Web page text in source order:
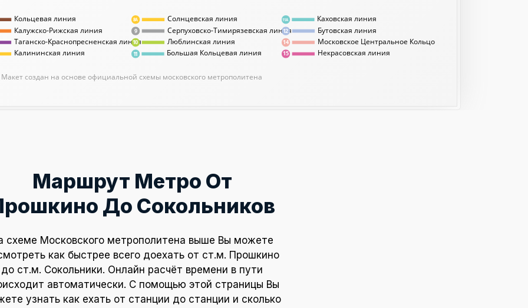
Кольцевая линия
Калужско-Рижская линия
Таганско-Краснопресненская линия
Калининская линия
Солнцевская линия
Серпуховско-Тимирязевская линия
Люблинская линия
Каховская линия
Бутовская линия
Московское Центральное Кольцо
Макет создан на основе официальной схемы московского метрополитена
11А
Большая Кольцевая линия
9
10
12
8А
11
14
15 Некрасовская линия
Маршрут Метро От
До Сокольников
схеме Московского метрополитена выше Вы можете
как быстрее всего доехать от ст.м. Прошкино
до ст.м. Сокольники. Онлайн расчёт времени в пути
автоматически. С помощью этой страницы Вы
узнать как ехать от станции до станции и сколько